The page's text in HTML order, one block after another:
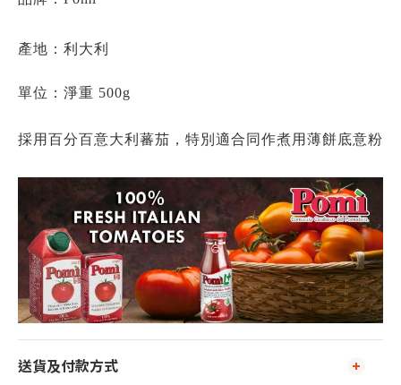
產地： 利大利
單位： 淨重 500g
採用百分百意大利蕃茄，特別適合同作煮用薄餅底意粉
送貨及付款方式